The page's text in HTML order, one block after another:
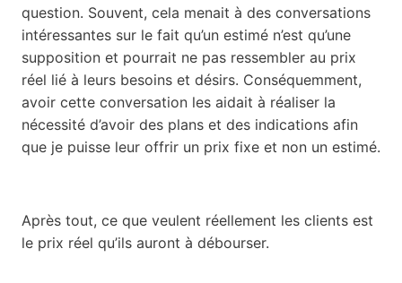
question. Souvent, cela menait à des conversations
intéressantes sur le fait qu’un estimé n’est qu’une
supposition et pourrait ne pas ressembler au prix
réel lié à leurs besoins et désirs. Conséquemment,
avoir cette conversation les aidait à réaliser la
nécessité d’avoir des plans et des indications afin
que je puisse leur offrir un prix fixe et non un estimé.
Après tout, ce que veulent réellement les clients est
le prix réel qu’ils auront à débourser.